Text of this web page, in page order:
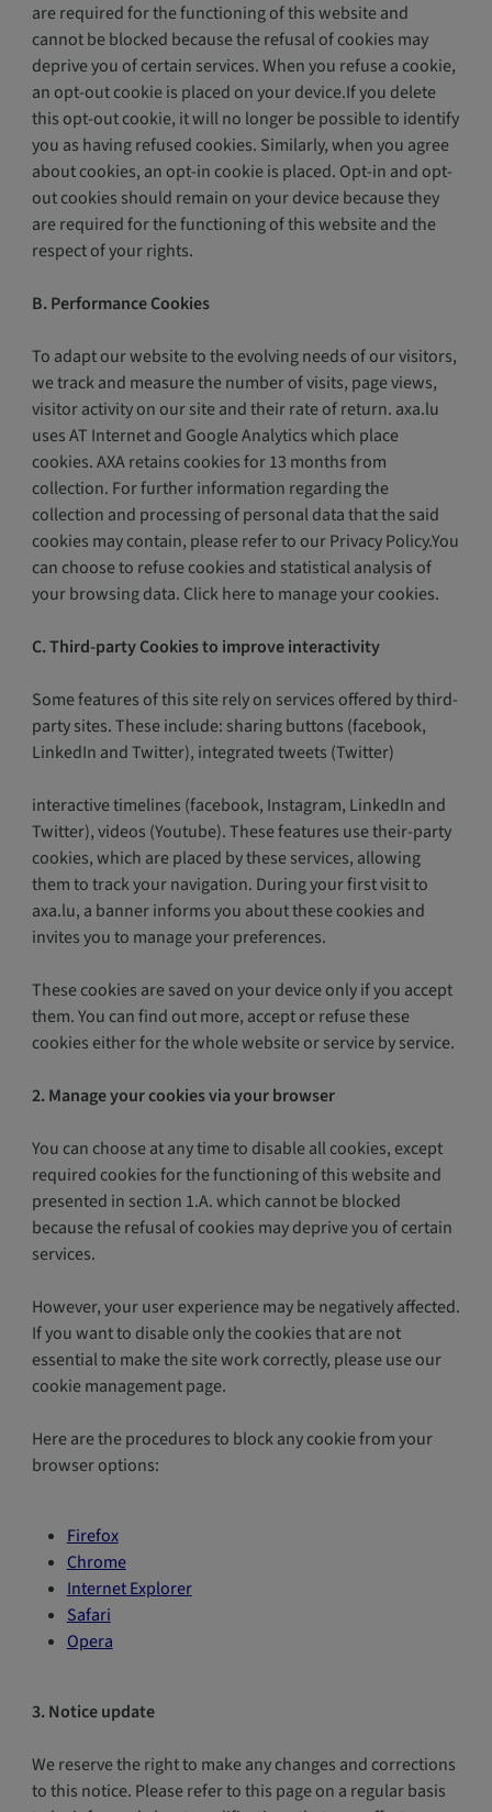
are required for the functioning of this website and
cannot be blocked because the refusal of cookies may
deprive you of certain services. When you refuse a cookie,
an opt-out cookie is placed on your device.If you delete
this opt-out cookie, it will no longer be possible to identify
you as having refused cookies. Similarly, when you agree
about cookies, an opt-in cookie is placed. Opt-in and opt-
out cookies should remain on your device because they
are required for the functioning of this website and the
respect of your rights.
B. Performance Cookies
To adapt our website to the evolving needs of our visitors,
we track and measure the number of visits, page views,
visitor activity on our site and their rate of return. axa.lu
uses AT Internet and Google Analytics which place
cookies. AXA retains cookies for 13 months from
collection. For further information regarding the
collection and processing of personal data that the said
cookies may contain, please refer to our Privacy Policy.You
can choose to refuse cookies and statistical analysis of
your browsing data. Click here to manage your cookies.
C. Third-party Cookies to improve interactivity
Some features of this site rely on services offered by third-
party sites. These include: sharing buttons (facebook,
LinkedIn and Twitter), integrated tweets (Twitter)
interactive timelines (facebook, Instagram, LinkedIn and
Twitter), videos (Youtube). These features use their-party
cookies, which are placed by these services, allowing
them to track your navigation. During your first visit to
axa.lu, a banner informs you about these cookies and
invites you to manage your preferences.
These cookies are saved on your device only if you accept
them. You can find out more, accept or refuse these
cookies either for the whole website or service by service.
2. Manage your cookies via your browser
You can choose at any time to disable all cookies, except
required cookies for the functioning of this website and
presented in section 1.A. which cannot be blocked
because the refusal of cookies may deprive you of certain
services.
However, your user experience may be negatively affected.
If you want to disable only the cookies that are not
essential to make the site work correctly, please use our
cookie management page.
Here are the procedures to block any cookie from your
browser options:
Firefox
Chrome
Internet Explorer
Safari
Opera
3. Notice update
We reserve the right to make any changes and corrections
to this notice. Please refer to this page on a regular basis